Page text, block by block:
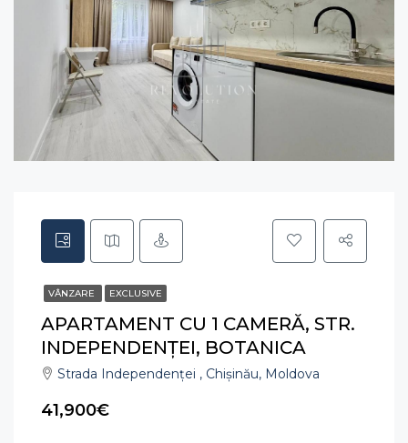
VÂNZARE EXCLUSIVE
APARTAMENT CU 1 CAMERĂ, STR.
INDEPENDENȚEI, BOTANICA
Strada Independenței , Chișinău, Moldova
41,900€